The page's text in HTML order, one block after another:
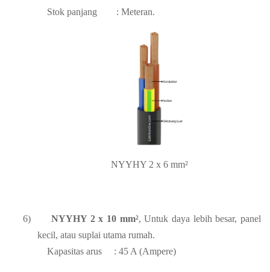
Stok panjang : Meteran.
NYYHY 2 x 6 mm²
6) NYYHY 2 x 10 mm², Untuk daya lebih besar, panel
kecil, atau suplai utama rumah.
Kapasitas arus
: 45 A (Ampere)